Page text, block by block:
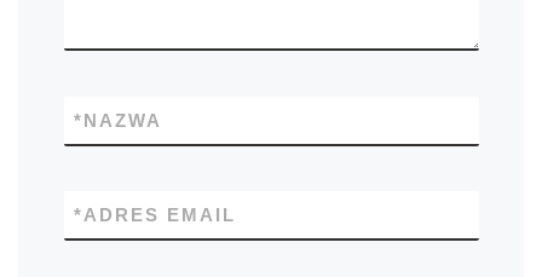
NAZWA
*
ADRES EMAIL
*